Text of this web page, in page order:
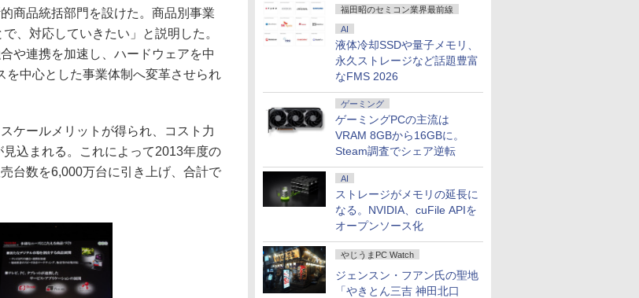
福田昭のセミコン業界最前線
AI
液体冷却SSDや量子メモリ、
永久ストレージなど話題豊富
なFMS 2026
ゲーミング
ゲーミングPCの主流は
VRAM 8GBから16GBに。
Steam調査でシェア逆転
AI
ストレージがメモリの延長に
なる。NVIDIA、cuFile APIを
オープンソース化
やじうまPC Watch
ジェンスン・フアン氏の聖地
「やきとん三吉 神田北口
商品統括部門を設けた。商品別事業
、対応していきたい」と説明した。
や連携を加速し、ハードウェアを中
を中心とした事業体制へ変革させられ
ケールメリットが得られ、コスト力
込まれる。これによって2013年度の
台数を6,000万台に引き上げ、合計で